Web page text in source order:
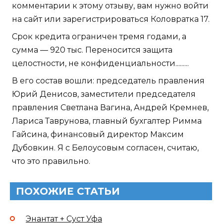
комментарии к этому отзыву, вам нужно войти
на сайт или зарегистрироваться Коловратка 17.
Срок кредита ограничен тремя годами, а
сумма — 920 тыс. Переносится защита
целостности, не конфиденциальности.........
В его состав вошли: председатель правления
Юрий Денисов, заместители председателя
правления Светлана Вагина, Андрей Кремнев,
Лариса Таврунова, главный бухгалтер Римма
Гайсина, финансовый директор Максим
Дубовкин. Я с Белоусовым согласен, считаю,
что это правильно.
ПОХОЖИЕ СТАТЬИ
Энантат + Суст Уфа